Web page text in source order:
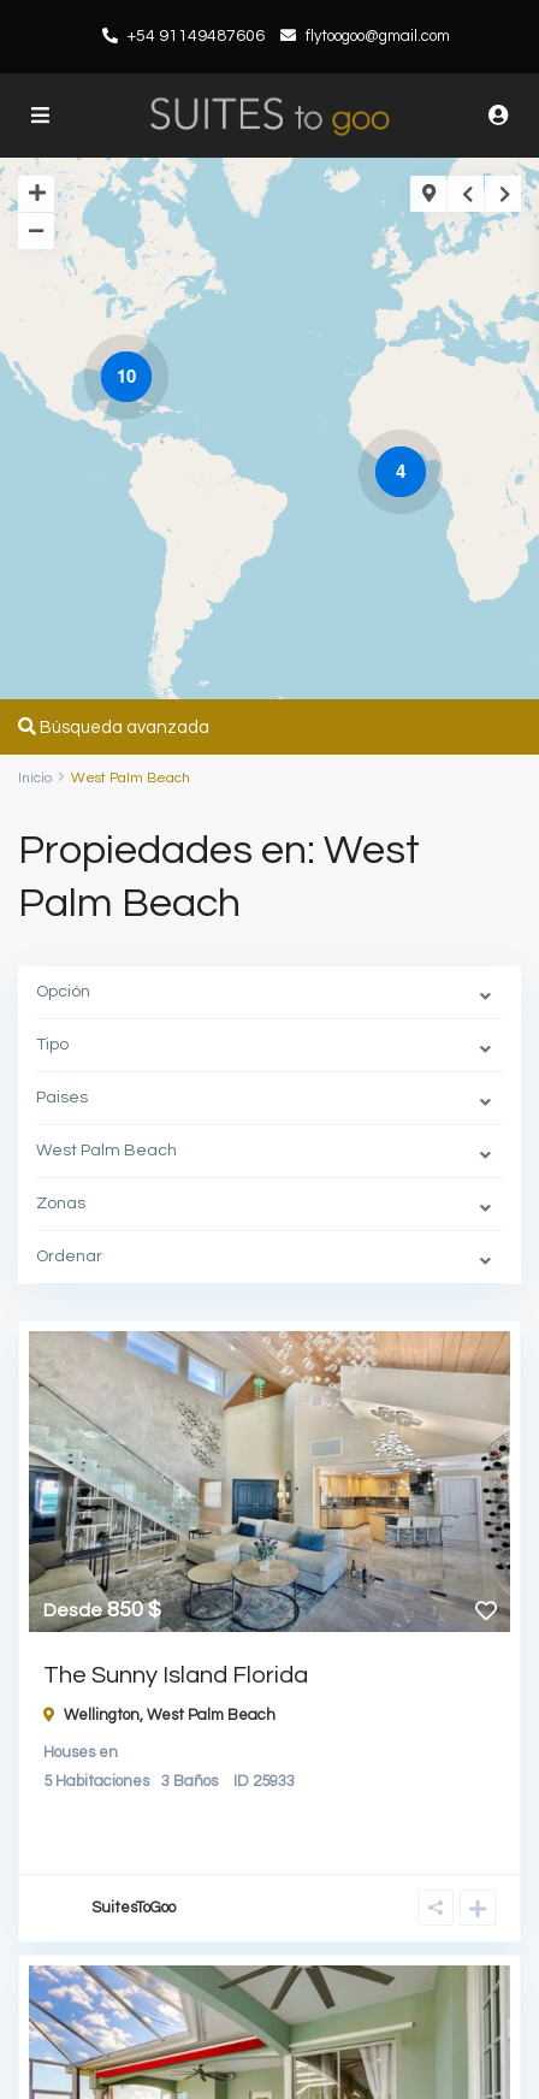
+54 91149487606 flytoogoo@gmail.com
4
10
Búsqueda avanzada
Inicio West Palm Beach
Propiedades en: West
Palm Beach
Opción
Tipo
Paises
West Palm Beach
Zonas
Ordenar
Desde850 $
The Sunny Island Florida
Wellington, West Palm Beach
Housesen
5 Habitaciones 3 Baños ID 25933
SuitesToGoo